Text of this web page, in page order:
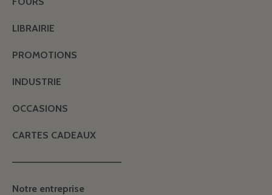
LIBRAIRIE
PROMOTIONS
INDUSTRIE
OCCASIONS
CARTES CADEAUX
———————————————
Notre entreprise